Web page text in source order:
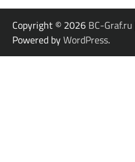
Copyright © 2026 BC-Graf.ru
Powered byWordPress.